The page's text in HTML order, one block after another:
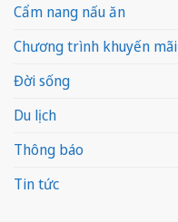
Cẩm nang nấu ăn
Chương trình khuyến mãi
Đời sống
Du lịch
Thông báo
Tin tức